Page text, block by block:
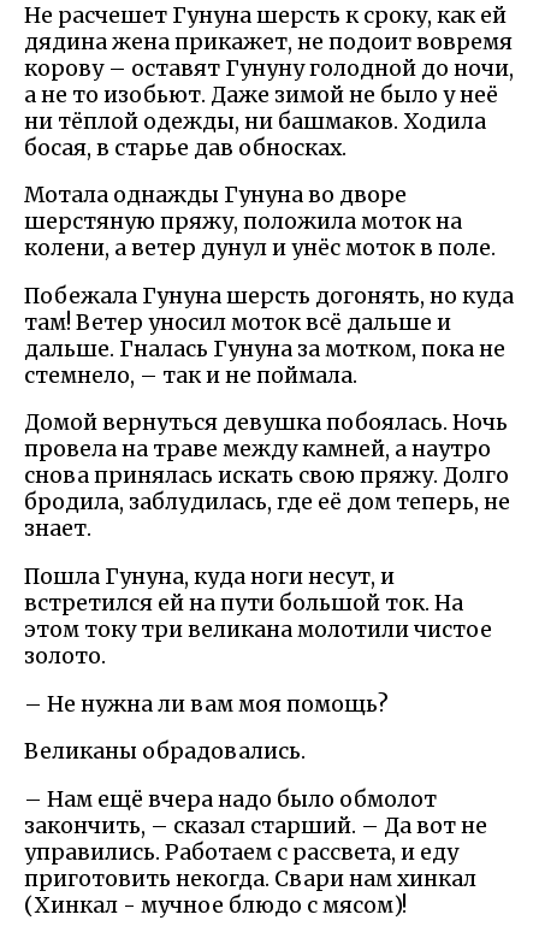
Не расчешет Гунуна шерсть к сроку, как ей
дядина жена прикажет, не подоит вовремя
корову – оставят Гунуну голодной до ночи,
а не то изобьют. Даже зимой не было у неё
ни тёплой одежды, ни башмаков. Ходила
босая, в старье дав обносках.
Мотала однажды Гунуна во дворе
шерстяную пряжу, положила моток на
колени, а ветер дунул и унёс моток в поле.
Побежала Гунуна шерсть догонять, но куда
там! Ветер уносил моток всё дальше и
дальше. Гналась Гунуна за мотком, пока не
стемнело, – так и не поймала.
Домой вернуться девушка побоялась. Ночь
провела на траве между камней, а наутро
снова принялась искать свою пряжу. Долго
бродила, заблудилась, где её дом теперь, не
знает.
Пошла Гунуна, куда ноги несут, и
встретился ей на пути большой ток. На
этом току три великана молотили чистое
золото.
– Не нужна ли вам моя помощь?
Великаны обрадовались.
– Нам ещё вчера надо было обмолот
закончить, – сказал старший. – Да вот не
управились. Работаем с рассвета, и еду
приготовить некогда. Свари нам хинкал
(Хинкал - мучное блюдо с мясом)!